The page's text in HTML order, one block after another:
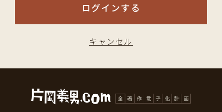
ログインする
キャンセル